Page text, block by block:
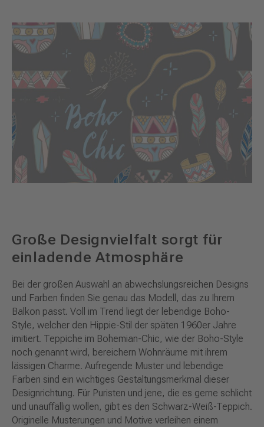
Große Designvielfalt sorgt für
einladende Atmosphäre
Bei der großen Auswahl an abwechslungsreichen Designs
und Farben finden Sie genau das Modell, das zu Ihrem
Balkon passt. Voll im Trend liegt der lebendige Boho-
Style, welcher den Hippie-Stil der späten 1960er Jahre
imitiert. Teppiche im Bohemian-Chic, wie der Boho-Style
noch genannt wird, bereichern Wohnräume mit ihrem
lässigen Charme. Aufregende Muster und lebendige
Farben sind ein wichtiges Gestaltungsmerkmal dieser
Designrichtung. Für Puristen und jene, die es gerne schlicht
und unauffällig wollen, gibt es den Schwarz-Weiß-Teppich.
Originelle Musterungen und Motive verleihen einem